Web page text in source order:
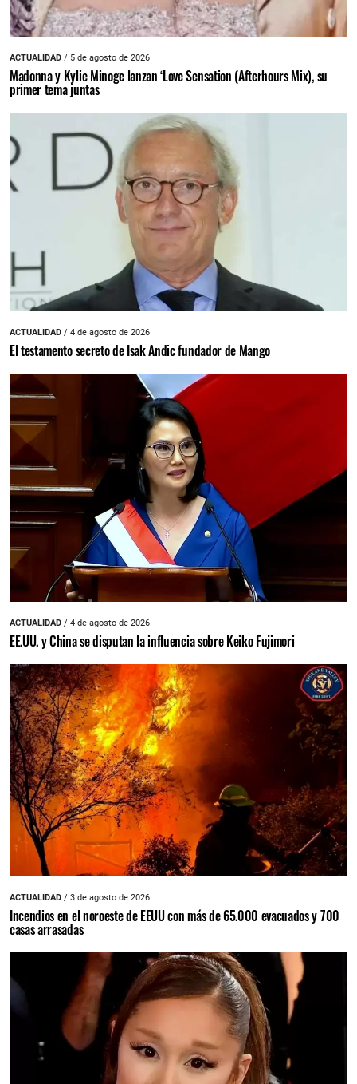
ACTUALIDAD / 5 de agosto de 2026
Madonna y Kylie Minoge lanzan ‘Love Sensation (Afterhours Mix), su
primer tema juntas
ACTUALIDAD / 4 de agosto de 2026
El testamento secreto de Isak Andic fundador de Mango
ACTUALIDAD / 4 de agosto de 2026
EE.UU. y China se disputan la influencia sobre Keiko Fujimori
ACTUALIDAD / 3 de agosto de 2026
Incendios en el noroeste de EEUU con más de 65.000 evacuados y 700
casas arrasadas